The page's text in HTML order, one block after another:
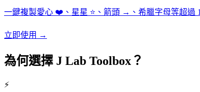
一鍵複製愛心 ❤️、星星 ⭐、箭頭 →、希臘字母等超過
立即使用 →
為何選擇 J Lab Toolbox？
⚡